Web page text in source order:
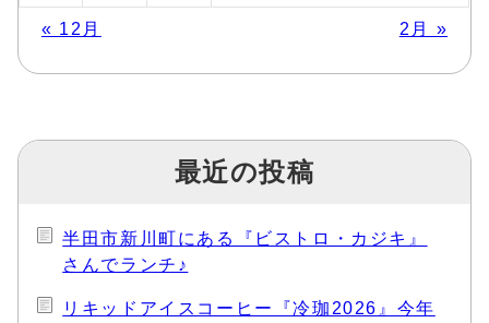
« 12月 2月 »
最近の投稿
半田市新川町にある『ビストロ・カジキ』
さんでランチ♪
リキッドアイスコーヒー『冷珈2026』今年